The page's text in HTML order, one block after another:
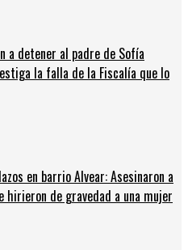
a detener al padre de Sofía
la falla de la Fiscalía que lo
en barrio Alvear: Asesinaron a
hirieron de gravedad a una mujer